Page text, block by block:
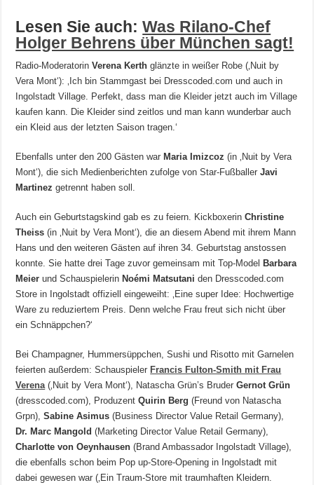
Lesen Sie auch:Was Rilano-Chef
Holger Behrens über München sagt!
Radio-ModeratorinVerena Kerth glänzte in weißer Robe (‚Nuit by
Vera Mont‘): ‚Ich bin Stammgast bei Dresscoded.com und auch in
Ingolstadt Village. Perfekt, dass man die Kleider jetzt auch im Village
kaufen kann. Die Kleider sind zeitlos und man kann wunderbar auch
ein Kleid aus der letzten Saison tragen.‘
Ebenfalls unter den 200 Gästen war Maria Imizcoz (in ‚Nuit by Vera
Mont‘), die sich Medienberichten zufolge von Star-FußballerJavi
Martinez getrennt haben soll.
Auch ein Geburtstagskind gab es zu feiern. KickboxerinChristine
Theiss (in ‚Nuit by Vera Mont‘), die an diesem Abend mit ihrem Mann
Hans und den weiteren Gästen auf ihren 34. Geburtstag anstossen
konnte. Sie hatte drei Tage zuvor gemeinsam mit Top-Model Barbara
Meier und Schauspielerin Noémi Matsutani den Dresscoded.com
Store in Ingolstadt offiziell eingeweiht: ‚Eine super Idee: Hochwertige
Ware zu reduziertem Preis. Denn welche Frau freut sich nicht über
ein Schnäppchen?‘
Bei Champagner, Hummersüppchen, Sushi und Risotto mit Garnelen
feierten außerdem: Schauspieler Francis Fulton-Smith mit Frau
Verena(‚Nuit by Vera Mont‘), Natascha Grün’s BruderGernot Grün
(dresscoded.com), ProduzentQuirin Berg (Freund von Natascha
Grpn), Sabine Asimus (Business Director Value Retail Germany),
Dr. Marc Mangold (Marketing Director Value Retail Germany),
Charlotte von Oeynhausen (Brand Ambassador Ingolstadt Village),
die ebenfalls schon beim Pop up-Store-Opening in Ingolstadt mit
dabei gewesen war (‚Ein Traum-Store mit traumhaften Kleidern.